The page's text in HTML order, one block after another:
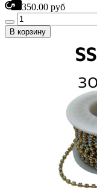
350.00 руб
В корзину